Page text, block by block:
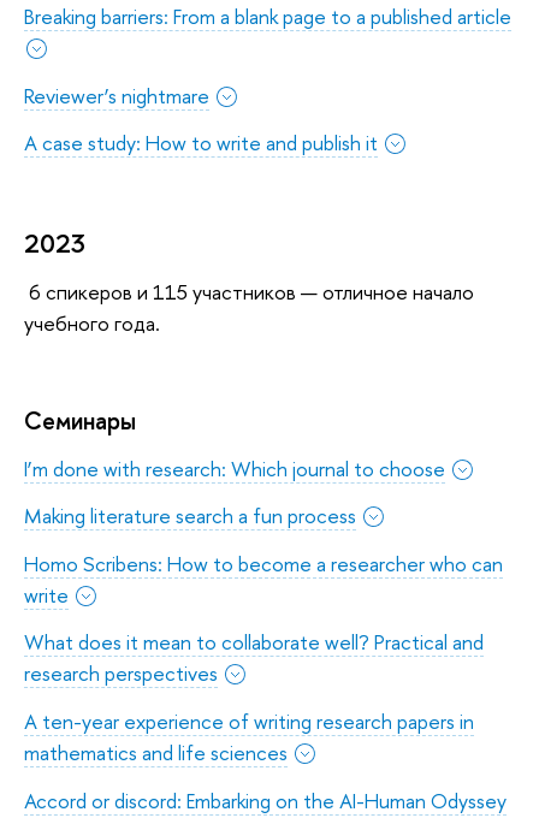
Breaking barriers: From a blank page to a published article
Reviewer’s nightmare
A case study: How to write and publish it
2023
6 спикеров и 115 участников — отличное начало
учебного года.
Семинары
I’m done with research: Which journal to choose
Making literature search a fun process
Homo Scribens: How to become a researcher who can
write
What does it mean to collaborate well? Practical and
research perspectives
A ten-year experience of writing research papers in
mathematics and life sciences
Accord or discord: Embarking on the AI-Human Odyssey